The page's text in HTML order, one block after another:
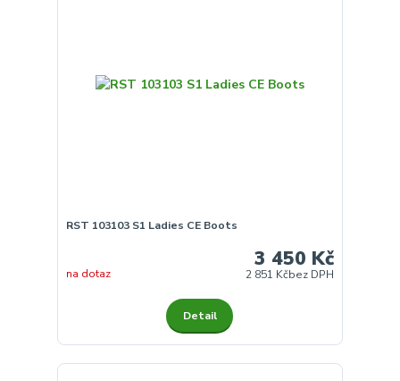
RST 103103 S1 Ladies CE Boots
3 450 Kč
2 851 Kčbez DPH
na dotaz
Detail